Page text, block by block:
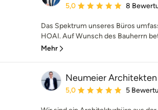
Durchschnittliche
5,0 8
Das Spektrum unseres Büros
HOAI. Auf Wunsch des Bauherrn
Mehr
Neumeier Architekten
Durchschnittliche
5,0 5